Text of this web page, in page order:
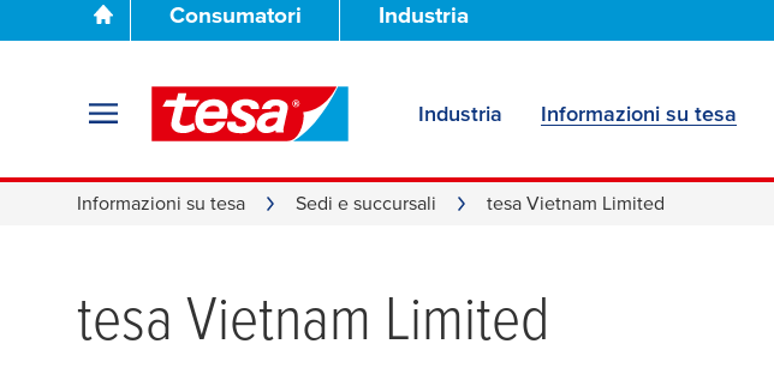
Consumatori Industria
Industria Informazioni su tesa
Informazioni su tesa Sedi e succursali tesa Vietnam Limited
tesa Vietnam Limited